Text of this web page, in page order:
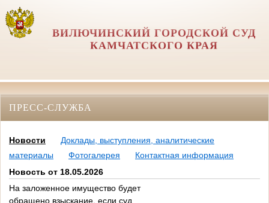
ВИЛЮЧИНСКИЙ ГОРОДСКОЙ СУД
КАМЧАТСКОГО КРАЯ
ПРЕСС-СЛУЖБА
Новости
Доклады, выступления, аналитические
материалы
Фотогалерея
Контактная информация
Новость от 18.05.2026
На заложенное имущество будет
обращено взыскание, если суд